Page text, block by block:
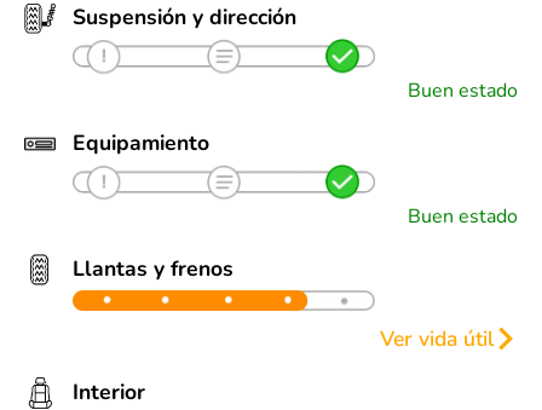
Suspensión y dirección
Buen estado
Equipamiento
Buen estado
Llantas y frenos
Ver vida útil
Llantas
Interior